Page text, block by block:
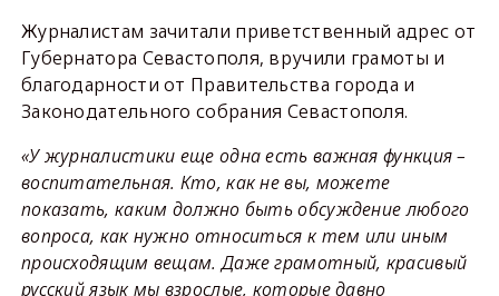
Журналистам зачитали приветственный адрес от
Губернатора Севастополя, вручили грамоты и
благодарности от Правительства города и
Законодательного собрания Севастополя.
«У журналистики еще одна есть важная функция –
воспитательная. Кто, как не вы, можете
показать, каким должно быть обсуждение любого
вопроса, как нужно относиться к тем или иным
происходящим вещам. Даже грамотный, красивый
русский язык мы взрослые, которые давно